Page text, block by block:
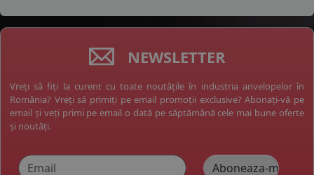
NEWSLETTER
Vreți să fiți la curent cu toate noutățile în industria anvelopelor în
România? Vreți să primiți pe email promoții exclusive? Abonați-vă pe
email și veți primi pe email o dată pe săptămână cele mai bune oferte
și noutăți.